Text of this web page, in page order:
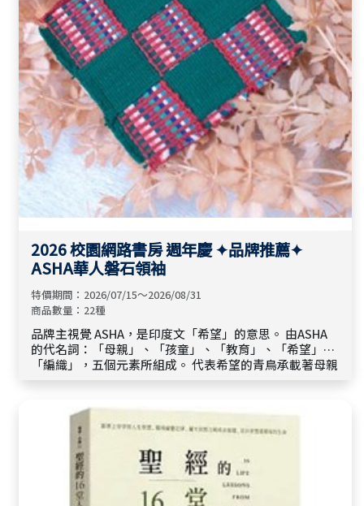
2026 校園網路書房 週年慶 ✦品牌推薦✦
ASHA華人磐石領袖
特價期間：2026/07/15～2026/08/31
商品數量：22種
品牌主視覺 ASHA，是印度文「希望」的意思。 由ASHA
的代名詞：「母親」、「孩童」、「教育」、「希望」與
「編織」，五個元素所組成。 代表希望的青鳥承載著母親
逐漸茁壯！